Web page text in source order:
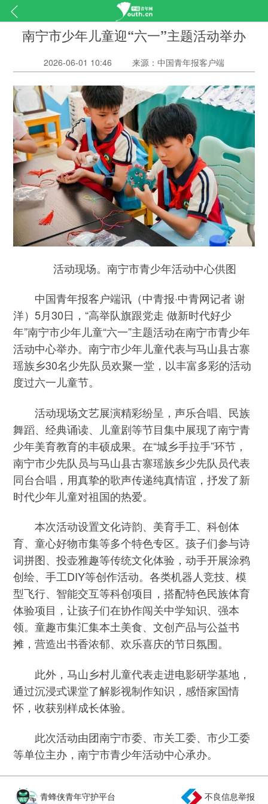
南宁市少年儿童迎“六一”主题活动举办
2026-06-01 10:46 来源：中国青年报客户端
活动现场。南宁市青少年活动中心供图
中国青年报客户端讯（中青报·中青网记者 谢
洋）5月30日，“高举队旗跟党走 做新时代好少
年”南宁市少年儿童“六一”主题活动在南宁市青少年
活动中心举办。南宁市少年儿童代表与马山县古寨
瑶族乡30名少先队员欢聚一堂，以丰富多彩的活动
度过六一儿童节。
活动现场文艺展演精彩纷呈，声乐合唱、民族
舞蹈、经典诵读、儿童剧等节目集中展现了南宁青
少年美育教育的丰硕成果。在“城乡手拉手”环节，
南宁市少先队员与马山县古寨瑶族乡少先队员代表
同台合唱，用真挚的歌声传递纯真情谊，抒发了新
时代少年儿童对祖国的热爱。
本次活动设置文化诗韵、美育手工、科创体
育、童心好物市集等多个特色专区。孩子们参与诗
词拼图、投壶雅趣等传统文化体验，动手开展涂鸦
创绘、手工DIY等创作活动。各类机器人竞技、模
型飞行、智能交互等科创项目，搭配特色民族体育
体验项目，让孩子们在协作闯关中学知识、强本
领。童趣市集汇集本土美食、文创产品与公益书
摊，营造出书香浓郁、欢乐喜庆的节日氛围。
此外，马山乡村儿童代表走进电影研学基地，
通过沉浸式课堂了解影视制作知识，感悟家国情
怀，收获别样成长体验。
此次活动由团南宁市委、市关工委、市少工委
等单位主办，南宁市青少年活动中心承办。
青蜂侠青年守护平台 不良信息举报